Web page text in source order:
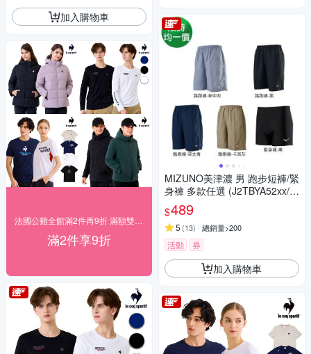
加入購物車
滿2件享9折
MIZUNO美津濃 男 跑步短褲/緊
身褲 多款任選 (J2TBYA52xx/U
2TBBG1509)
$489
5 (13) 總銷量>200
活動 券
加入購物車